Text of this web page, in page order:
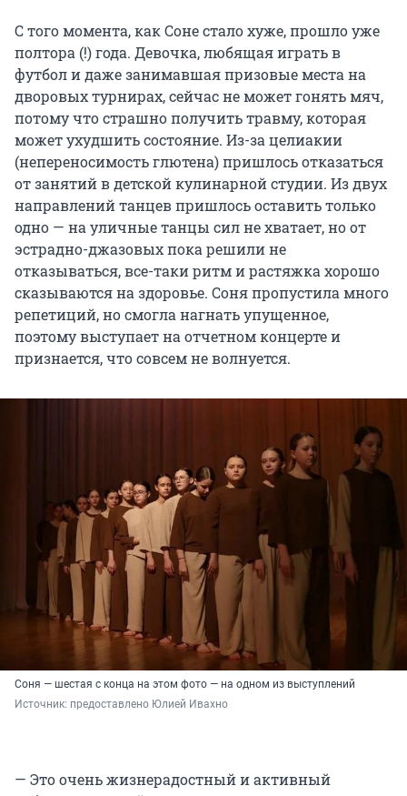
С того момента, как Соне стало хуже, прошло уже
полтора (!) года. Девочка, любящая играть в
футбол и даже занимавшая призовые места на
дворовых турнирах, сейчас не может гонять мяч,
потому что страшно получить травму, которая
может ухудшить состояние. Из-за целиакии
(непереносимость глютена) пришлось отказаться
от занятий в детской кулинарной студии. Из двух
направлений танцев пришлось оставить только
одно — на уличные танцы сил не хватает, но от
эстрадно-джазовых пока решили не
отказываться, все-таки ритм и растяжка хорошо
сказываются на здоровье. Соня пропустила много
репетиций, но смогла нагнать упущенное,
поэтому выступает на отчетном концерте и
признается, что совсем не волнуется.
Соня — шестая с конца на этом фото — на одном из выступлений
Источник: предоставлено Юлией Ивахно
— Это очень жизнерадостный и активный